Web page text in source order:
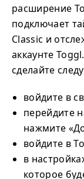
расширение
подключает
Classic и
аккаунте
сделайте
войдите в
перейдите
нажмите
войдите в
в
которое